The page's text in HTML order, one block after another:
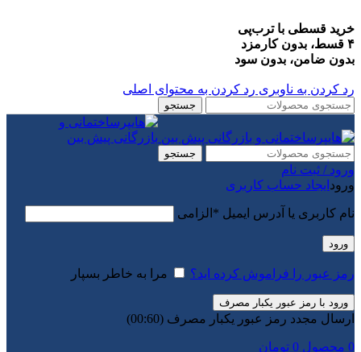
خرید قسطی با ترب‌پی
۴ قسط، بدون کارمزد
بدون ضامن، بدون سود
رد کردن به ناوبری رد کردن به محتوای اصلی
جستجو
جستجو
ورود / ثبت نام
ورود ایجاد حساب کاربری
نام کاربری یا آدرس ایمیل * الزامی
ورود
رمز عبور را فراموش کرده اید؟ مرا به خاطر بسپار
ورود با رمز عبور یکبار مصرف
ارسال مجدد رمز عبور یکبار مصرف (00:
60
)
0 محصول 0 تومان